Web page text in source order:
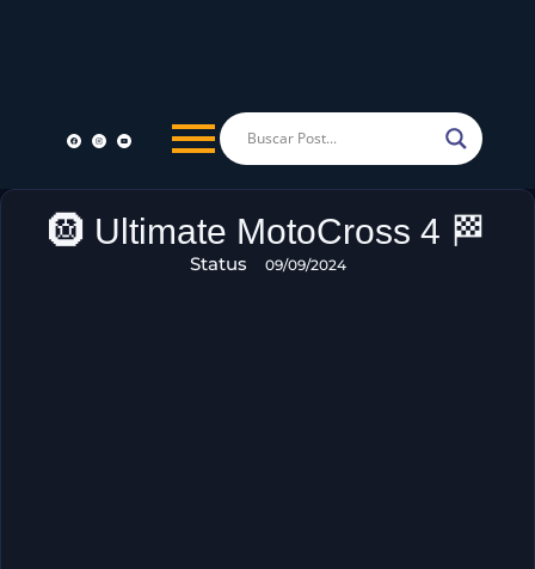
🛞 Ultimate MotoCross 4 🏁
Status 09/09/2024